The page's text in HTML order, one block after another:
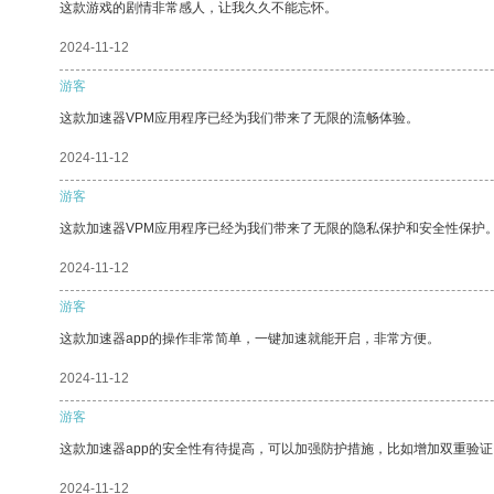
这款游戏的剧情非常感人，让我久久不能忘怀。
2024-11-12
游客
这款加速器VPM应用程序已经为我们带来了无限的流畅体验。
2024-11-12
游客
这款加速器VPM应用程序已经为我们带来了无限的隐私保护和安全性保护
2024-11-12
游客
这款加速器app的操作非常简单，一键加速就能开启，非常方便。
2024-11-12
游客
这款加速器app的安全性有待提高，可以加强防护措施，比如增加双重验
2024-11-12